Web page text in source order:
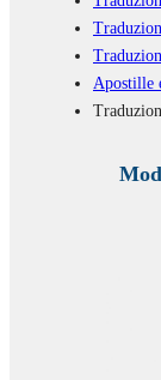
Apostille